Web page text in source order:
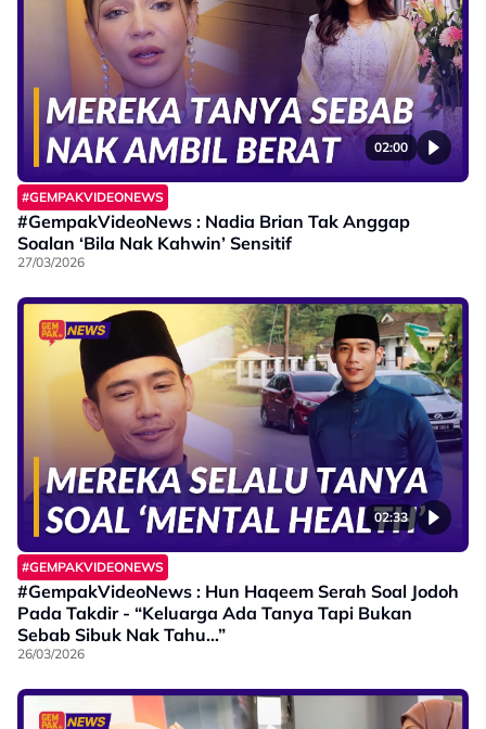
02:00
#GEMPAKVIDEONEWS
#GempakVideoNews : Nadia Brian Tak Anggap
Soalan ‘Bila Nak Kahwin’ Sensitif
27/03/2026
02:33
#GEMPAKVIDEONEWS
#GempakVideoNews : Hun Haqeem Serah Soal Jodoh
Pada Takdir - “Keluarga Ada Tanya Tapi Bukan
Sebab Sibuk Nak Tahu…”
26/03/2026